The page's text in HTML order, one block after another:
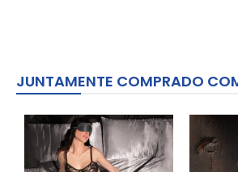
JUNTAMENTE COMPRADO